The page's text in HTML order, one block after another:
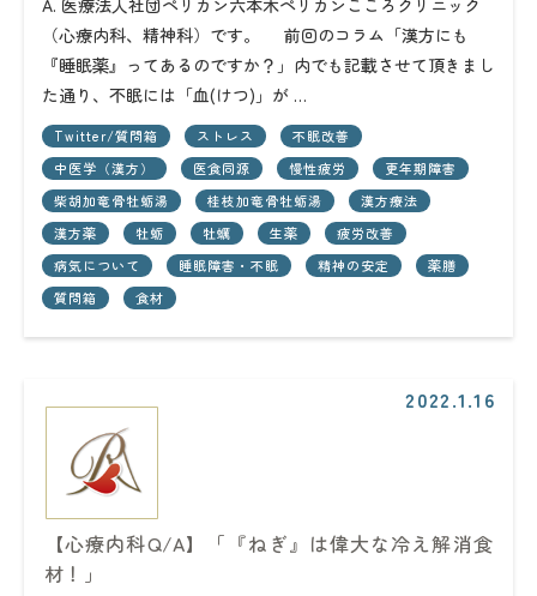
A. 医療法人社団ペリカン六本木ペリカンこころクリニック
（心療内科、精神科）です。 前回のコラム「漢方にも
『睡眠薬』ってあるのですか？」内でも記載させて頂きまし
た通り、不眠には「血(けつ)」が …
Twitter/質問箱 ストレス
不眠改善
中医学（漢方）
医食同源 慢性疲労
更年期障害
柴胡加竜骨牡蛎湯
桂枝加竜骨牡蛎湯
漢方療法
漢方薬
牡蛎 牡蠣 生薬
疲労改善
病気について
睡眠障害・不眠 精神の安定
薬膳
質問箱
食材
2022.1.16
【心療内科Q/A】「『ねぎ』は偉大な冷え解消食
材！」